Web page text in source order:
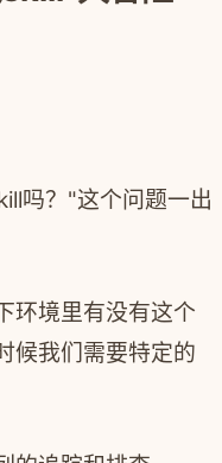
吗？"这个问题一出
环境里有没有这个
候我们需要特定的